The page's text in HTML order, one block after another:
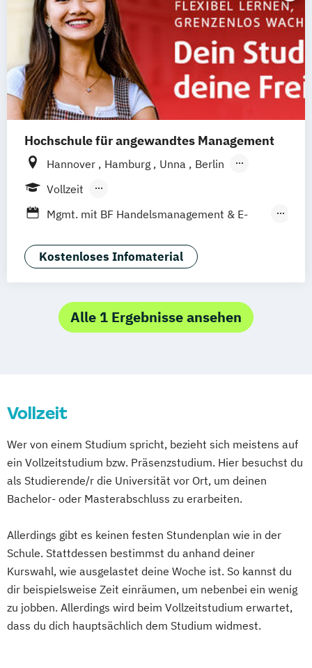
Hochschule für angewandtes Management
Hannover Hamburg Unna
Berlin
Ismaning
Stuttgart
Vollzeit
Berufsbegleitendes Präsenzstudium
Mgmt. mit BF Handelsmanagement & E-
Social Media Studies Sportmanagement
Kostenloses Infomaterial
Alle 1 Ergebnisse ansehen
Vollzeit
Wer von einem Studium spricht, bezieht sich meistens auf
ein Vollzeitstudium bzw. Präsenzstudium. Hier besuchst du
als Studierende/r die Universität vor Ort, um deinen
Bachelor- oder Masterabschluss zu erarbeiten.
Allerdings gibt es keinen festen Stundenplan wie in der
Schule. Stattdessen bestimmst du anhand deiner
Kurswahl, wie ausgelastet deine Woche ist. So kannst du
dir beispielsweise Zeit einräumen, um nebenbei ein wenig
zu jobben. Allerdings wird beim Vollzeitstudium erwartet,
dass du dich hauptsächlich dem Studium widmest.